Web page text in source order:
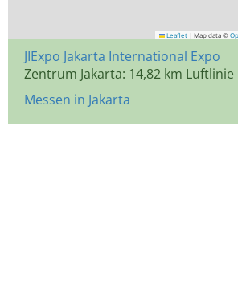
Leaflet | Map data ©
JIExpo Jakarta International Expo
Zentrum Jakarta: 14,82 km Luftlinie
Messen in Jakarta